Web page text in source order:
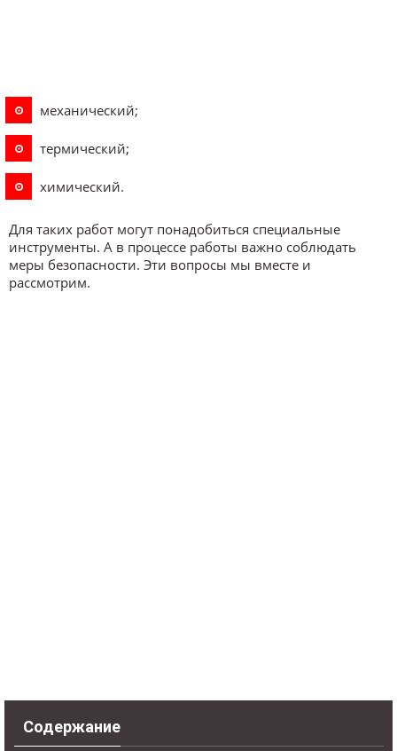
механический;
термический;
химический.
Для таких работ могут понадобиться специальные
инструменты. А в процессе работы важно соблюдать
меры безопасности. Эти вопросы мы вместе и
рассмотрим.
Содержание